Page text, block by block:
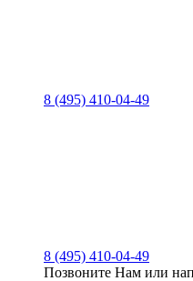
8 (495) 410-04-49
8 (495) 410-04-49
Позвоните Нам или